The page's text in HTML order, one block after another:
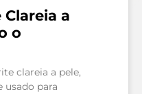
a
o
clareia a pele,
para